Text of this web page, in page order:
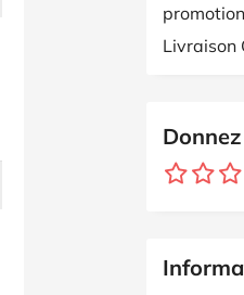
promotion
Livraison